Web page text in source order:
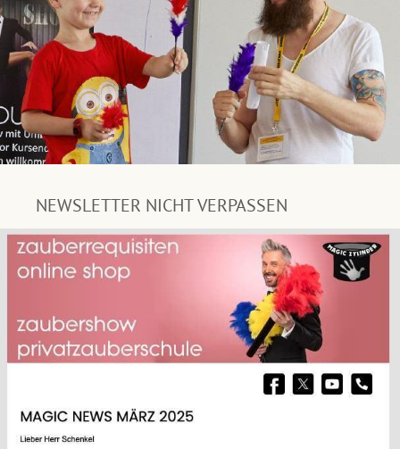
NEWSLETTER NICHT VERPASSEN